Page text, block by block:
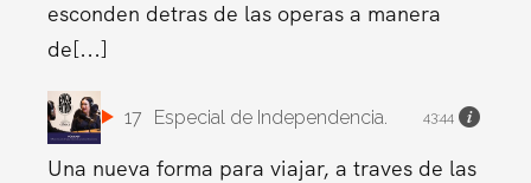
esconden detras de las operas a manera
de[...]
17 Especial de Independencia. 43:44
Una nueva forma para viajar, a traves de las